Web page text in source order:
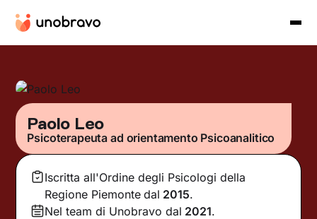
Paolo Leo
Psicoterapeuta ad orientamento Psicoanalitico
Iscritta all'Ordine degli Psicologi della
Regione Piemonte dal 2015.
Nel team di Unobravo dal 2021.